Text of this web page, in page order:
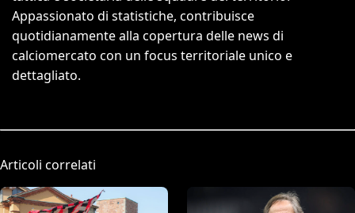
Appassionato di statistiche, contribuisce
quotidianamente alla copertura delle news di
calciomercato con un focus territoriale unico e
dettagliato.
Articoli correlati